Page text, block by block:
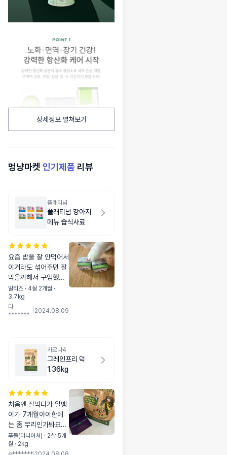
상세정보 펼쳐보기
멍냥마켓 인기제품 리뷰
플래티넘
플래티넘 강아지
메뉴 습식사료
요즘 밥을 잘 안먹어서
이거라도 섞어주면 잘
먹을까해서 구입했어
요 자기껀줄 알고 관심
가지는 다롱이 제발 잘
먹어젔으면 좋겠당
말티즈 · 4살 2개월 ·
3.7kg
다
*******
2024.08.09
카르나4
그레인프리 덕
1.36kg
처음엔 잘먹다가 알맹
이가 7개월아이한테
는 좀 무리인가봐요ㅠ
원료 배변냄새 모든면
에서 최고인데ㅠ아무
푸들(미니어처) · 2살 5개
월 · 2kg